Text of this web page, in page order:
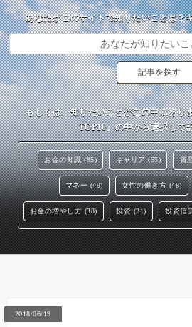
あなたがこのサイトで知りたいことは？
もしくは、知りたいことがこの中にあり
TOP10』の中から選択して
お金の知識 (85) キャリア (55) 資
マネー (49) 女性の働き方 (48)
お金の増やし方 (38) 投資 (21) 投資信
2018/06/19